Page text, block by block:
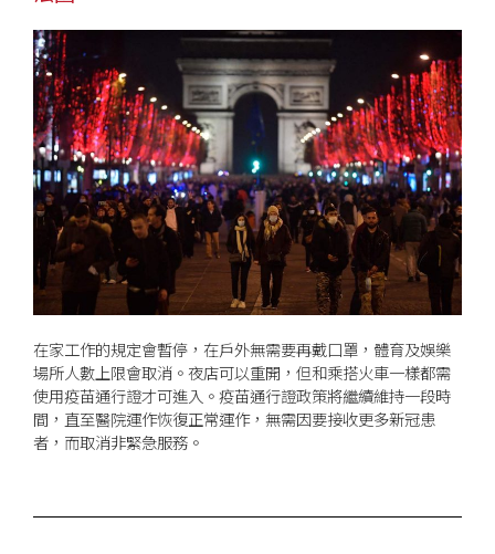
在家工作的規定會暫停，在戶外無需要再戴口罩，體育及娛樂
場所人數上限會取消。夜店可以重開，但和乘搭火車一樣都需
使用疫苗通行證才可進入。疫苗通行證政策將繼續維持一段時
間，直至醫院運作恢復正常運作，無需因要接收更多新冠患
者，而取消非緊急服務。